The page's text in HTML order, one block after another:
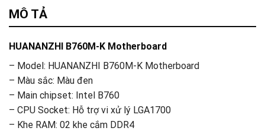
Tư vấn & bán hàng qua Facebook
MÔ TẢ
HUANANZHI B760M-K Motherboard
– Model: HUANANZHI B760M-K Motherboard
– Màu sắc: Màu đen
– Main chipset: Intel B760
– CPU Socket: Hỗ trợ vi xử lý LGA1700
– Khe RAM: 02 khe cắm DDR4